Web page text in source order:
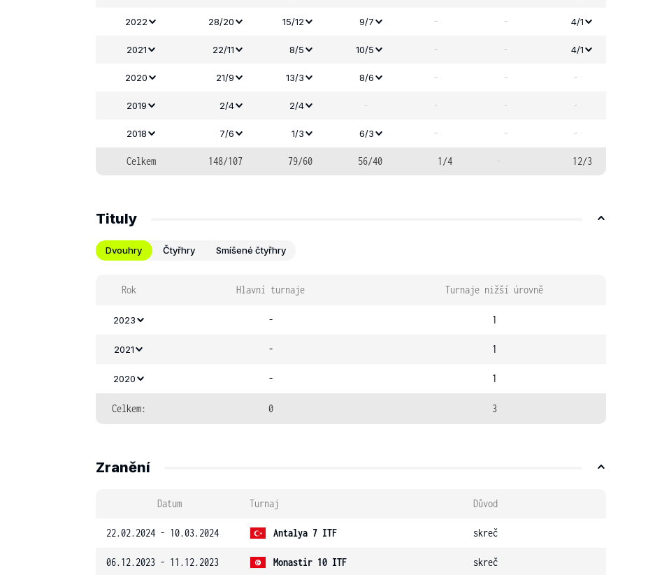
2022 28/20 15/12 9/7 - - 4/1
2021 22/11 8/5 10/5 - - 4/1
2020 21/9 13/3 8/6 - - -
2019 2/4 2/4 - - - -
2018 7/6 1/3 6/3 - - -
Celkem 148/107 79/60 56/40 1/4 - 12/3
Tituly
Dvouhry Čtyřhry Smíšené čtyřhry
Rok Hlavní turnaje Turnaje nižší úrovně
2023 - 1
2021 - 1
2020 - 1
Celkem: 0 3
Zranění
Datum Turnaj Důvod
22.02.2024 - 10.03.2024 Antalya 7 ITF skreč
06.12.2023 - 11.12.2023 Monastir 10 ITF skreč